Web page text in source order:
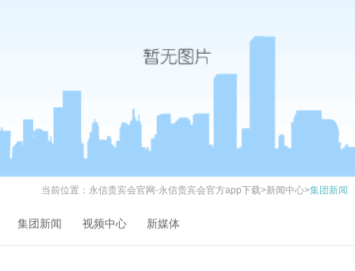
当前位置： 永信贵宾会官网-永信贵宾会官方app下载>新闻中心>集团新闻
集团新闻 视频中心 新媒体